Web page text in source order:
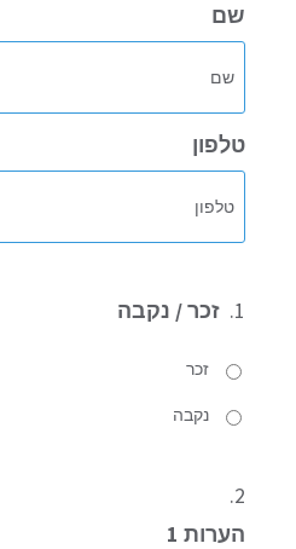
שם
טלפון
1. זכר / נקבה
זכר
נקבה
2.
הערות 1